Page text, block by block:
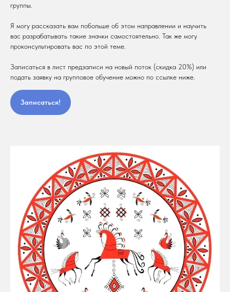
группы.
Я могу рассказать вам побольше об этом направлении и научить
вас разрабатывать такие значки самостоятельно. Так же могу
проконсультировать вас по этой теме.
Записаться в лист предзаписи на новый поток (скидка 20%) или
подать заявку на групповое обучение можно по ссылке ниже.
Записаться!